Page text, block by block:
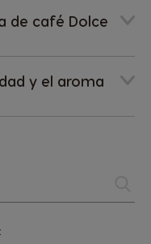
de café Dolce
y el aroma